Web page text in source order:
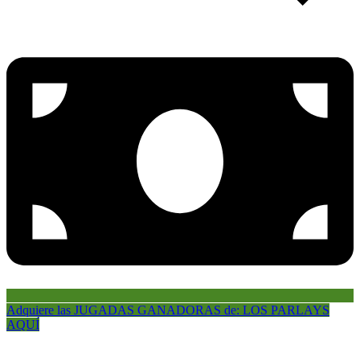
Adquiere las JUGADAS GANADORAS de: LOS PARLAYS
AQUÍ